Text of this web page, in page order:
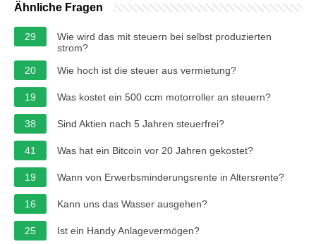
Ähnliche Fragen
29
Wie wird das mit steuern bei selbst produzierten
strom?
20
Wie hoch ist die steuer aus vermietung?
19 Was kostet ein 500 ccm motorroller an steuern?
38 Sind Aktien nach 5 Jahren steuerfrei?
41 Was hat ein Bitcoin vor 20 Jahren gekostet?
19 Wann von Erwerbsminderungsrente in Altersrente?
16 Kann uns das Wasser ausgehen?
25 Ist ein Handy Anlagevermögen?